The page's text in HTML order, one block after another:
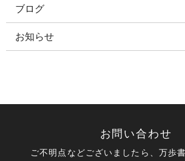
ブログ
お知らせ
お問い合わせ
ご不明点などございましたら、万歩